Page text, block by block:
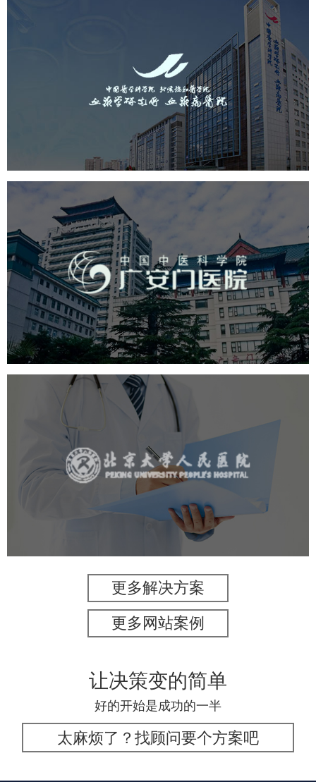
中国医学科学院血液病医院
（中国医学科学院...
医院网站建设
互联网医院
网站建设 网页设计
广安门医院
医药医疗 医院 医院网站建设
互联网医院
品牌官网
网站建设 网页设计
北京大学人民医院
医院
IT平台整体解决方案
定制开发 网站代运营
更多解决方案
更多网站案例
让决策变的简单
好的开始是成功的一半
太麻烦了？找顾问要个方案吧